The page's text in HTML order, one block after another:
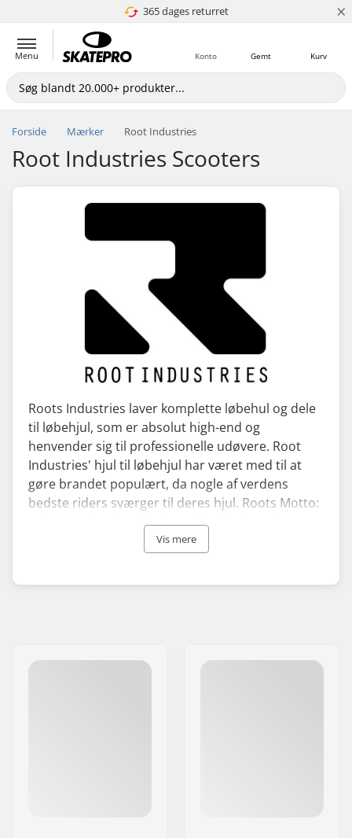
365 dages returret
4.8 ud af 5 ×
Menu Kurv
Gemt
Konto
Forside Mærker Root Industries
Root Industries Scooters
Roots Industries laver komplette løbehul og dele
til løbehjul, som er absolut high-end og
henvender sig til professionelle udøvere. Root
Industries' hjul til løbehjul har været med til at
gøre brandet populært, da nogle af verdens
bedste riders sværger til deres hjul. Roots Motto:
"The Pursuit of Perfection" afspejler brandets
høje ambitionsniveau i forhold til at fremstille og
at afprøve nye innovative teknologier, hvilket
Vis mere